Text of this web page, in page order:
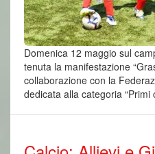
Domenica 12 maggio sul
tenuta la manifestazione
collaborazione con la
dedicata alla categoria “Primi